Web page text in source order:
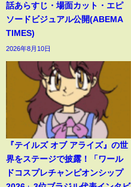
話あらすじ・場面カット・エピ
ソードビジュアル公開(ABEMA
TIMES)
2026年8月10日
『テイルズ オブ アライズ』の世
界をステージで披露！「ワール
ドコスプレチャンピオンシップ